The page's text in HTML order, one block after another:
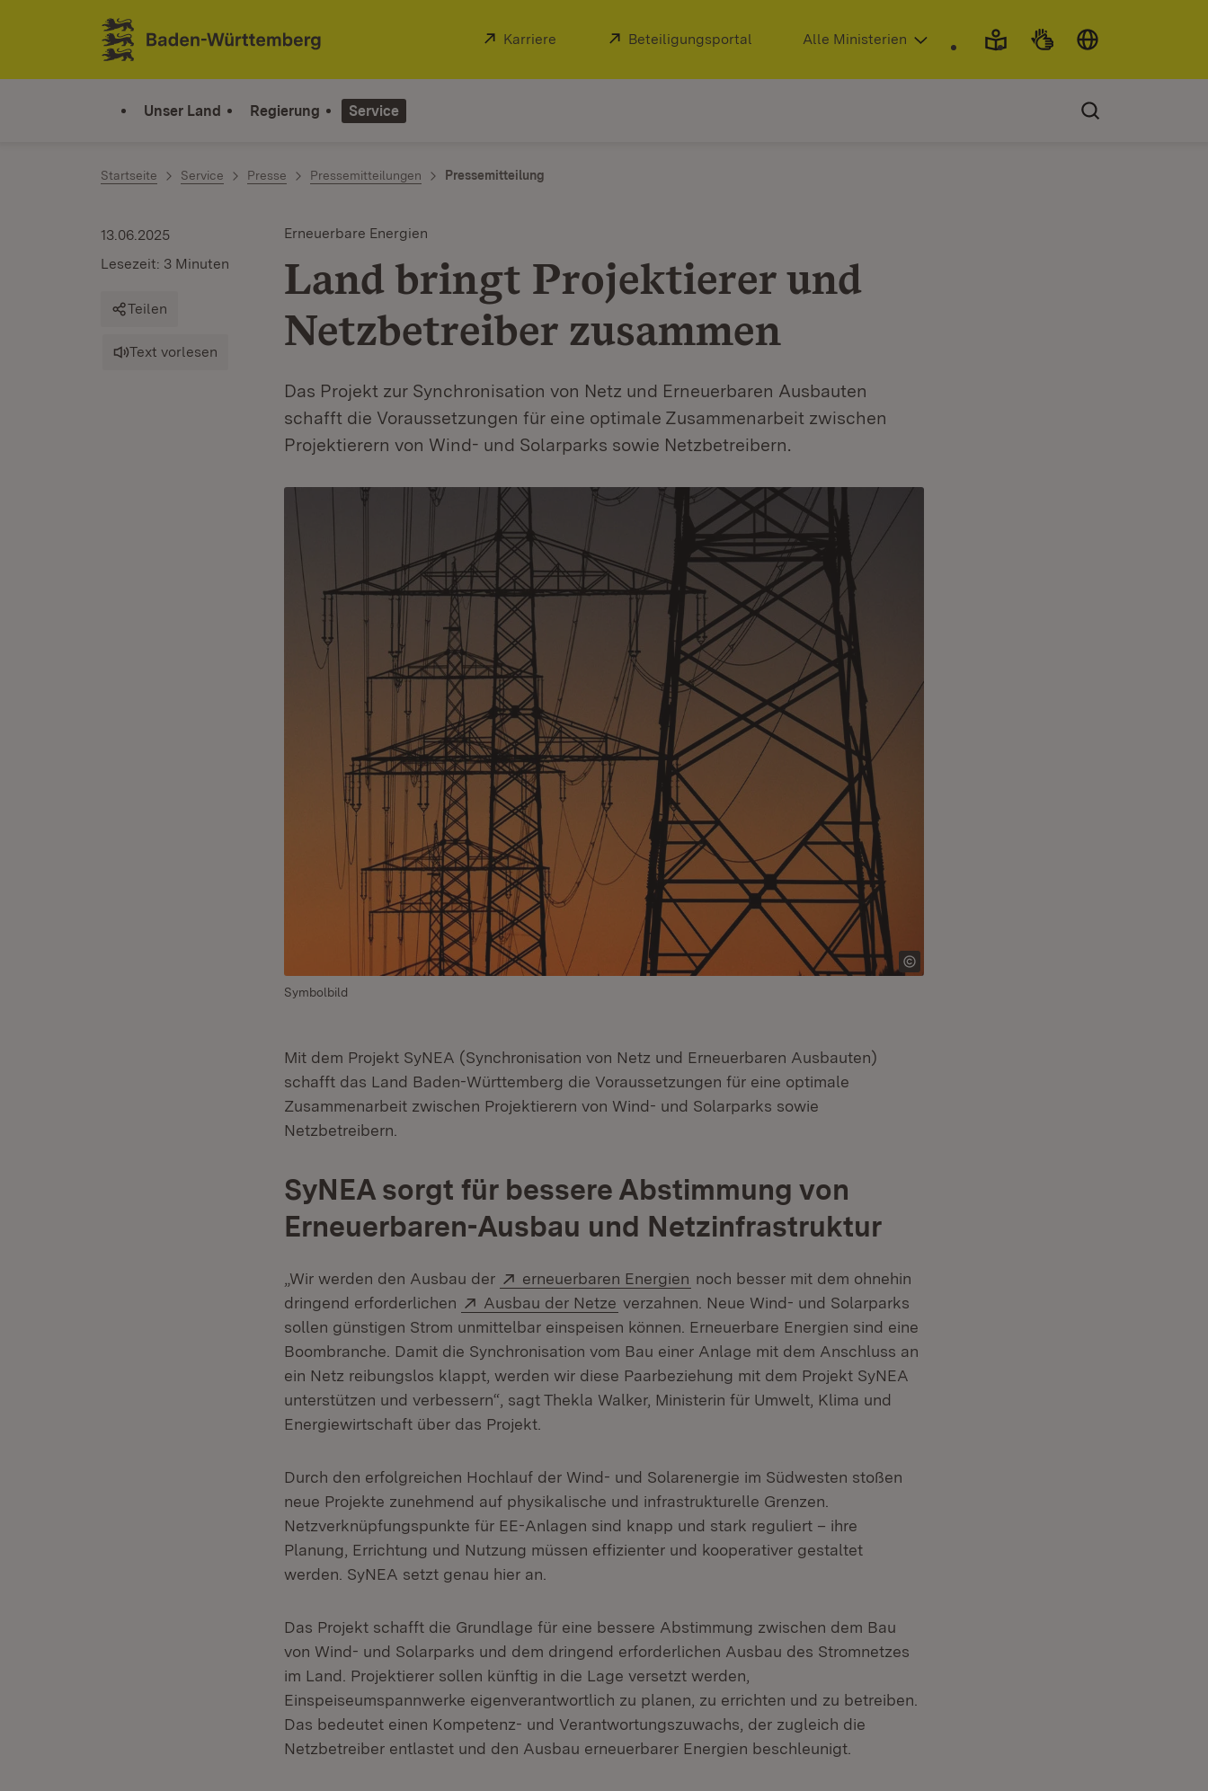
Zum Inhalt springen
Link zur Startseite
Extern:
Karriere (Öffnet in neuem Fenster)
Extern:
Beteiligungsportal (Öffnet in neuem Fenster)
Alle Ministerien
Unser Land Regierung Service
Startseite Service Presse Pressemitteilungen Pressemitteilung
Erneuerbare Energien
Land bringt Projektierer und
Netzbetreiber zusammen
Das Projekt zur Synchronisation von Netz und Erneuerbaren Ausbauten
schafft die Voraussetzungen für eine optimale Zusammenarbeit zwischen
Projektierern von Wind- und Solarparks sowie Netzbetreibern.
13.06.2025
Lesezeit: 3 Minuten
Teilen
Text vorlesen
Symbolbild
Mit dem Projekt SyNEA (Synchronisation von Netz und Erneuerbaren Ausbauten)
schafft das Land Baden-Württemberg die Voraussetzungen für eine optimale
Zusammenarbeit zwischen Projektierern von Wind- und Solarparks sowie
Netzbetreibern.
SyNEA sorgt für bessere Abstimmung von
Erneuerbaren-Ausbau und Netzinfrastruktur
„Wir werden den Ausbau der Extern:
erneuerbaren Energien (Öffnet in neuem Fenster)
noch besser mit dem ohnehin
dringend erforderlichen
Extern:
Ausbau der Netze (Öffnet in neuem Fenster)
verzahnen. Neue Wind- und Solarparks
sollen günstigen Strom unmittelbar einspeisen können. Erneuerbare Energien sind eine
Boombranche. Damit die Synchronisation vom Bau einer Anlage mit dem Anschluss an
ein Netz reibungslos klappt, werden wir diese Paarbeziehung mit dem Projekt SyNEA
unterstützen und verbessern“, sagt Thekla Walker, Ministerin für Umwelt, Klima und
Energiewirtschaft über das Projekt.
Durch den erfolgreichen Hochlauf der Wind- und Solarenergie im Südwesten stoßen
neue Projekte zunehmend auf physikalische und infrastrukturelle Grenzen.
Netzverknüpfungspunkte für EE-Anlagen sind knapp und stark reguliert – ihre
Planung, Errichtung und Nutzung müssen effizienter und kooperativer gestaltet
werden. SyNEA setzt genau hier an.
Das Projekt schafft die Grundlage für eine bessere Abstimmung zwischen dem Bau
von Wind- und Solarparks und dem dringend erforderlichen Ausbau des Stromnetzes
im Land. Projektierer sollen künftig in die Lage versetzt werden,
Einspeiseumspannwerke eigenverantwortlich zu planen, zu errichten und zu betreiben.
Das bedeutet einen Kompetenz- und Verantwortungszuwachs, der zugleich die
Netzbetreiber entlastet und den Ausbau erneuerbarer Energien beschleunigt.